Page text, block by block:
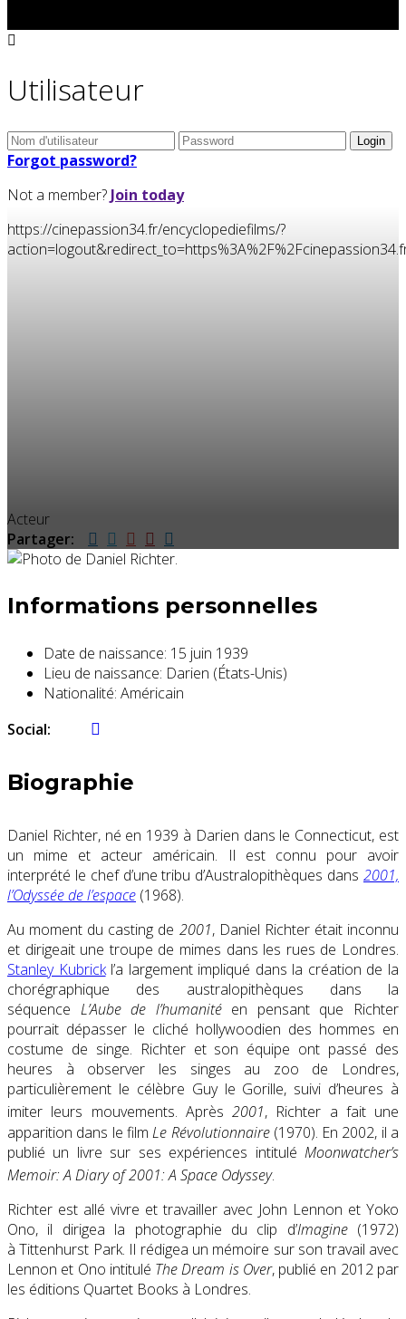
Utilisateur
Forgot password?
Not a member? Join today
https://cinepassion34.fr/encyclopediefilms/?
Acteur
Partager:
Informations personnelles
Date de naissance: 15 juin 1939
Lieu de naissance: Darien (États-Unis)
Nationalité: Américain
Social:
Biographie
Daniel Richter, né en 1939 à Darien dans le Connecticut, est
un mime et acteur américain. Il est connu pour avoir
interprété le chef d’une tribu d’Australopithèques dans 2001,
l’Odyssée de l’espace (1968).
Au moment du casting de 2001, Daniel Richter était inconnu
et dirigeait une troupe de mimes dans les rues de Londres.
Stanley Kubrickl’a largement impliqué dans la création de la
chorégraphique des australopithèques dans la
séquence L’Aube de l’humanitéen pensant que Richter
pourrait dépasser le cliché hollywoodien des hommes en
costume de singe. Richter et son équipe ont passé des
heures à observer les singes au zoo de Londres,
particulièrement le célèbre Guy le Gorille, suivi d’heures à
imiter leurs mouvements. Après 2001, Richter a fait une
apparition dans le filmLe Révolutionnaire(1970). En 2002, il a
publié un livre sur ses expériences intitulé Moonwatcher’s
Memoir: A Diary of 2001: A Space Odyssey.
Richter est allé vivre et travailler avec John Lennon et Yoko
Ono, il dirigea la photographie du clip d’Imagine(1972)
à Tittenhurst Park. Il rédigea un mémoire sur son travail avec
Lennon et Ono intitulé The Dream is Over, publié en 2012 par
les éditions Quartet Books à Londres.